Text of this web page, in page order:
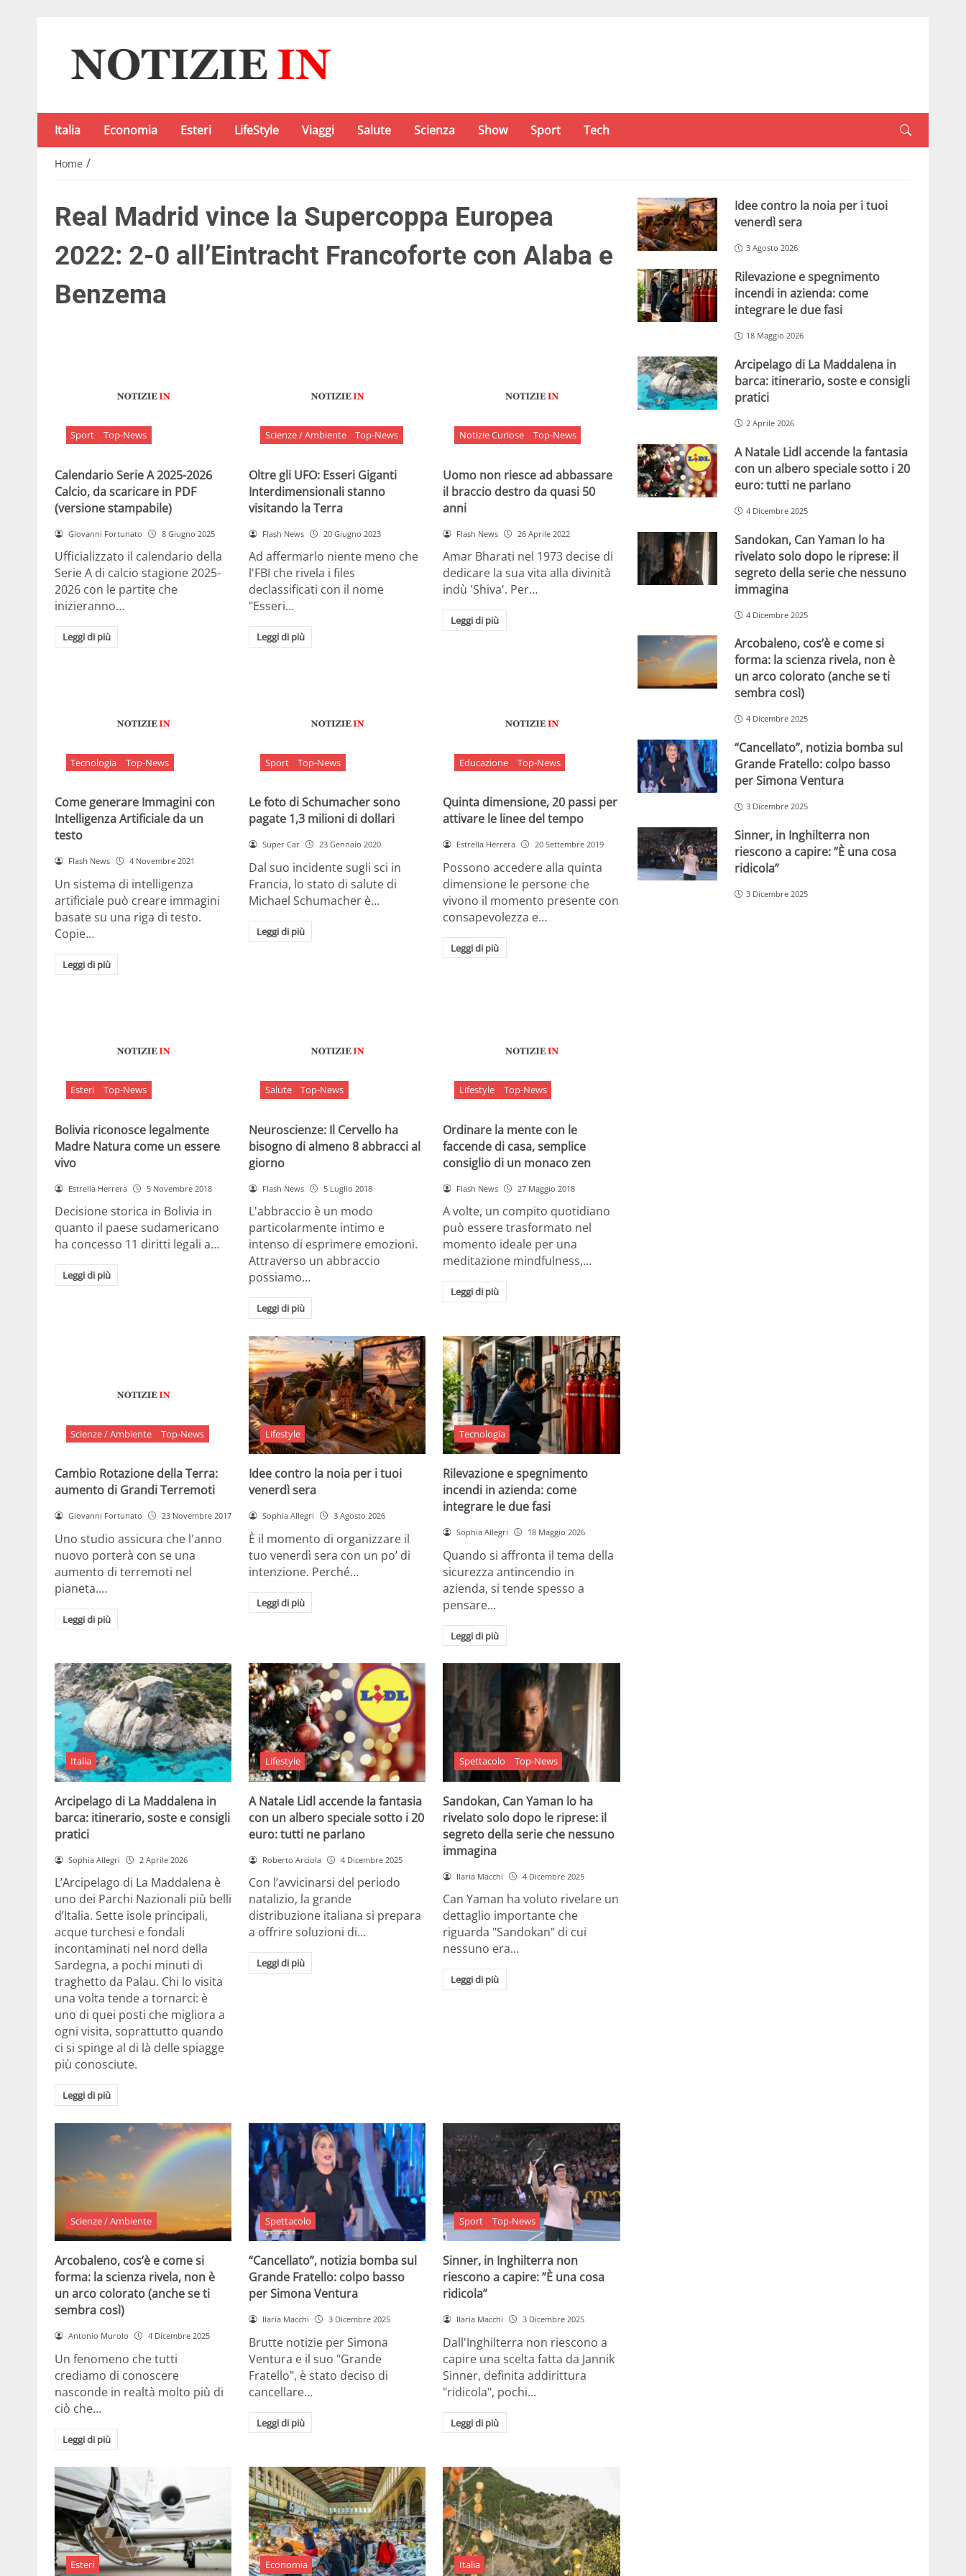
Italia Economia Esteri LifeStyle Viaggi Salute Scienza Show Sport Tech
Home /
Real Madrid vince la Supercoppa Europea
2022: 2-0 all’Eintracht Francoforte con Alaba e
Benzema
Sport Top-News
Calendario Serie A 2025-2026
Calcio, da scaricare in PDF
(versione stampabile)
Giovanni Fortunato 8 Giugno 2025
Ufficializzato il calendario della
Serie A di calcio stagione 2025-
2026 con le partite che
inizieranno…
Leggi di più
Scienze / Ambiente Top-News
Oltre gli UFO: Esseri Giganti
Interdimensionali stanno
visitando la Terra
Flash News 20 Giugno 2023
Ad affermarlo niente meno che
l'FBI che rivela i files
declassificati con il nome
"Esseri…
Leggi di più
Notizie Curiose Top-News
Uomo non riesce ad abbassare
il braccio destro da quasi 50
anni
Flash News 26 Aprile 2022
Amar Bharati nel 1973 decise di
dedicare la sua vita alla divinità
indù 'Shiva'. Per…
Leggi di più
Tecnologia Top-News
Come generare Immagini con
Intelligenza Artificiale da un
testo
Flash News 4 Novembre 2021
Un sistema di intelligenza
artificiale può creare immagini
basate su una riga di testo.
Copie…
Leggi di più
Sport Top-News
Le foto di Schumacher sono
pagate 1,3 milioni di dollari
Super Car 23 Gennaio 2020
Dal suo incidente sugli sci in
Francia, lo stato di salute di
Michael Schumacher è…
Leggi di più
Educazione Top-News
Quinta dimensione, 20 passi per
attivare le linee del tempo
Estrella Herrera 20 Settembre 2019
Possono accedere alla quinta
dimensione le persone che
vivono il momento presente con
consapevolezza e…
Leggi di più
Esteri Top-News
Bolivia riconosce legalmente
Madre Natura come un essere
vivo
Estrella Herrera 5 Novembre 2018
Decisione storica in Bolivia in
quanto il paese sudamericano
ha concesso 11 diritti legali a…
Leggi di più
Salute Top-News
Neuroscienze: Il Cervello ha
bisogno di almeno 8 abbracci al
giorno
Flash News 5 Luglio 2018
L'abbraccio è un modo
particolarmente intimo e
intenso di esprimere emozioni.
Attraverso un abbraccio
possiamo…
Leggi di più
Lifestyle Top-News
Ordinare la mente con le
faccende di casa, semplice
consiglio di un monaco zen
Flash News 27 Maggio 2018
A volte, un compito quotidiano
può essere trasformato nel
momento ideale per una
meditazione mindfulness,…
Leggi di più
Scienze / Ambiente Top-News
Cambio Rotazione della Terra:
aumento di Grandi Terremoti
Giovanni Fortunato 23 Novembre 2017
Uno studio assicura che l'anno
nuovo porterà con se una
aumento di terremoti nel
pianeta.…
Leggi di più
Lifestyle
Idee contro la noia per i tuoi
venerdì sera
Sophia Allegri 3 Agosto 2026
È il momento di organizzare il
tuo venerdì sera con un po’ di
intenzione. Perché…
Leggi di più
Tecnologia
Rilevazione e spegnimento
incendi in azienda: come
integrare le due fasi
Sophia Allegri 18 Maggio 2026
Quando si affronta il tema della
sicurezza antincendio in
azienda, si tende spesso a
pensare…
Leggi di più
Italia
Arcipelago di La Maddalena in
barca: itinerario, soste e consigli
pratici
Sophia Allegri 2 Aprile 2026
L’Arcipelago di La Maddalena è
uno dei Parchi Nazionali più belli
d’Italia. Sette isole principali,
acque turchesi e fondali
incontaminati nel nord della
Sardegna, a pochi minuti di
traghetto da Palau. Chi lo visita
una volta tende a tornarci: è
uno di quei posti che migliora a
ogni visita, soprattutto quando
ci si spinge al di là delle spiagge
più conosciute.
Leggi di più
Lifestyle
A Natale Lidl accende la fantasia
con un albero speciale sotto i 20
euro: tutti ne parlano
Roberto Arciola 4 Dicembre 2025
Con l’avvicinarsi del periodo
natalizio, la grande
distribuzione italiana si prepara
a offrire soluzioni di…
Leggi di più
Spettacolo Top-News
Sandokan, Can Yaman lo ha
rivelato solo dopo le riprese: il
segreto della serie che nessuno
immagina
Ilaria Macchi 4 Dicembre 2025
Can Yaman ha voluto rivelare un
dettaglio importante che
riguarda "Sandokan" di cui
nessuno era…
Leggi di più
Scienze / Ambiente
Arcobaleno, cos’è e come si
forma: la scienza rivela, non è
un arco colorato (anche se ti
sembra così)
Antonio Murolo 4 Dicembre 2025
Un fenomeno che tutti
crediamo di conoscere
nasconde in realtà molto più di
ciò che…
Leggi di più
Spettacolo
“Cancellato”, notizia bomba sul
Grande Fratello: colpo basso
per Simona Ventura
Ilaria Macchi 3 Dicembre 2025
Brutte notizie per Simona
Ventura e il suo "Grande
Fratello", è stato deciso di
cancellare…
Leggi di più
Sport Top-News
Sinner, in Inghilterra non
riescono a capire: ”È una cosa
ridicola”
Ilaria Macchi 3 Dicembre 2025
Dall'Inghilterra non riescono a
capire una scelta fatta da Jannik
Sinner, definita addirittura
"ridicola", pochi…
Leggi di più
Esteri Economia Italia
Idee contro la noia per i tuoi
venerdì sera
3 Agosto 2026
Rilevazione e spegnimento
incendi in azienda: come
integrare le due fasi
18 Maggio 2026
Arcipelago di La Maddalena in
barca: itinerario, soste e consigli
pratici
2 Aprile 2026
A Natale Lidl accende la fantasia
con un albero speciale sotto i 20
euro: tutti ne parlano
4 Dicembre 2025
Sandokan, Can Yaman lo ha
rivelato solo dopo le riprese: il
segreto della serie che nessuno
immagina
4 Dicembre 2025
Arcobaleno, cos’è e come si
forma: la scienza rivela, non è
un arco colorato (anche se ti
sembra così)
4 Dicembre 2025
“Cancellato”, notizia bomba sul
Grande Fratello: colpo basso
per Simona Ventura
3 Dicembre 2025
Sinner, in Inghilterra non
riescono a capire: ”È una cosa
ridicola”
3 Dicembre 2025